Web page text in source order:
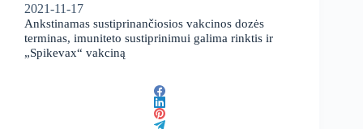
2021-11-17
Ankstinamas sustiprinančiosios vakcinos dozės
terminas, imuniteto sustiprinimui galima rinktis ir
„Spikevax“ vakciną